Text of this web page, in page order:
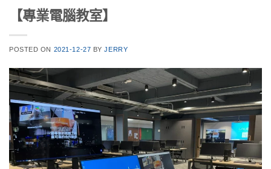
【專業電腦教室】
POSTED ON 2021-12-27 BYJERRY